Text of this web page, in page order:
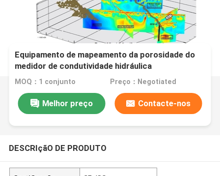
Equipamento de mapeamento da porosidade do
medidor de condutividade hidráulica
MOQ：1 conjunto Preço：Negotiated
Melhor preço Contacte-nos
DESCRIçãO DE PRODUTO